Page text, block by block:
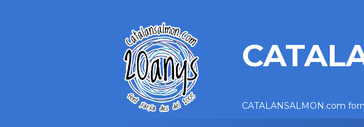
CATALANSALMON.com